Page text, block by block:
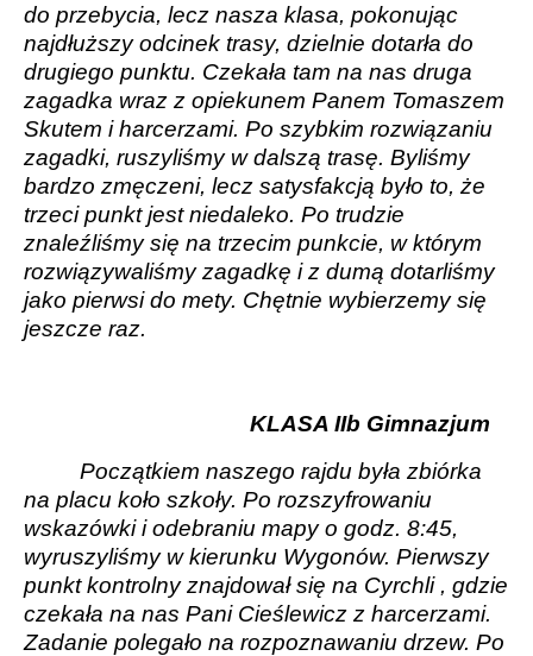
do przebycia, lecz nasza klasa, pokonując
najdłuższy odcinek trasy, dzielnie dotarła do
drugiego punktu. Czekała tam na nas druga
zagadka wraz z opiekunem Panem Tomaszem
Skutem i harcerzami. Po szybkim rozwiązaniu
zagadki, ruszyliśmy w dalszą trasę. Byliśmy
bardzo zmęczeni, lecz satysfakcją było to, że
trzeci punkt jest niedaleko. Po trudzie
znaleźliśmy się na trzecim punkcie, w którym
rozwiązywaliśmy zagadkę i z dumą dotarliśmy
jako pierwsi do mety. Chętnie wybierzemy się
jeszcze raz.
KLASA IIb Gimnazjum
Początkiem naszego rajdu była zbiórka
na placu koło szkoły. Po rozszyfrowaniu
wskazówki i odebraniu mapy o godz. 8:45,
wyruszyliśmy w kierunku Wygonów. Pierwszy
punkt kontrolny znajdował się na Cyrchli , gdzie
czekała na nas Pani Cieślewicz z harcerzami.
Zadanie polegało na rozpoznawaniu drzew. Po